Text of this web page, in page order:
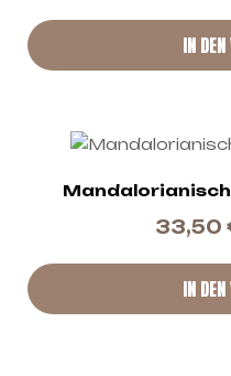
IN
33,50
IN